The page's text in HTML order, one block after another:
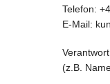
Telefon:
E-Mail:
(z.B.